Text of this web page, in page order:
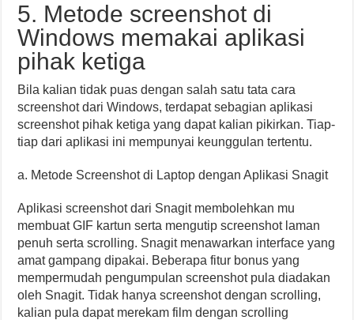
5. Metode screenshot di
Windows memakai aplikasi
pihak ketiga
Bila kalian tidak puas dengan salah satu tata cara
screenshot dari Windows, terdapat sebagian aplikasi
screenshot pihak ketiga yang dapat kalian pikirkan. Tiap-
tiap dari aplikasi ini mempunyai keunggulan tertentu.
a. Metode Screenshot di Laptop dengan Aplikasi Snagit
Aplikasi screenshot dari Snagit membolehkan mu
membuat GIF kartun serta mengutip screenshot laman
penuh serta scrolling. Snagit menawarkan interface yang
amat gampang dipakai. Beberapa fitur bonus yang
mempermudah pengumpulan screenshot pula diadakan
oleh Snagit. Tidak hanya screenshot dengan scrolling,
kalian pula dapat merekam film dengan scrolling